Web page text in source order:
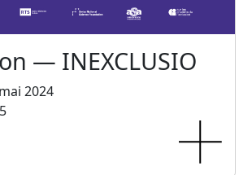
— INEXCLUSIO
2024